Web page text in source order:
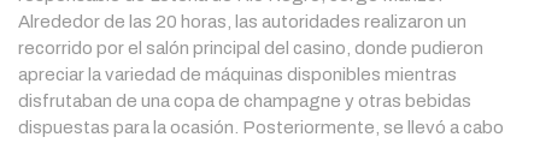
Alrededor de las 20 horas, las autoridades realizaron un
recorrido por el salón principal del casino, donde pudieron
apreciar la variedad de máquinas disponibles mientras
disfrutaban de una copa de champagne y otras bebidas
dispuestas para la ocasión. Posteriormente, se llevó a cabo